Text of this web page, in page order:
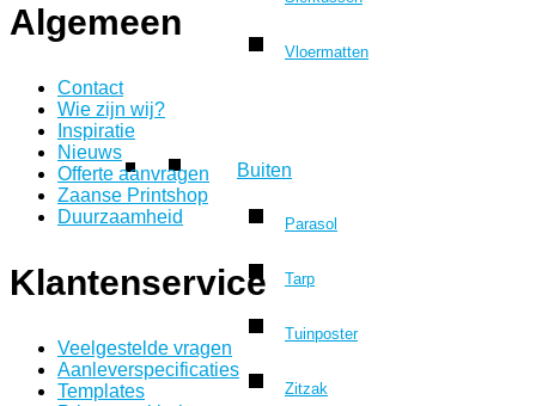
Vloermatten
Buiten
Parasol
Tarp
Tuinposter
Zitzak
Algemeen
Contact
Wie zijn wij?
Inspiratie
Nieuws
Offerte aanvragen
Zaanse Printshop
Duurzaamheid
Klantenservice
Veelgestelde vragen
Aanleverspecificaties
Templates